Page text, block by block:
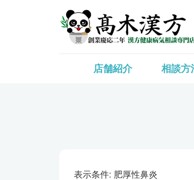
店舗紹介 相談方
表示条件 肥厚性鼻炎